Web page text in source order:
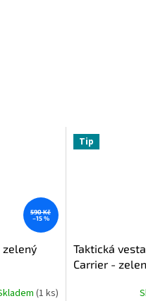
590 Kč
–15 %
zelený
(1 ks)
Tip
Taktická
Carrier -